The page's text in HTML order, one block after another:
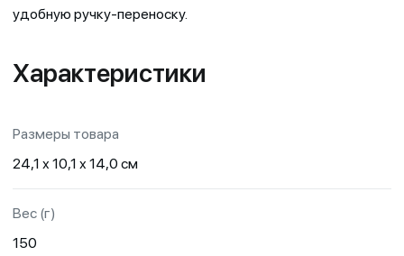
удобную ручку-переноску.
Характеристики
Размеры товара
24,1 х 10,1 х 14,0 см
Вес (г)
150